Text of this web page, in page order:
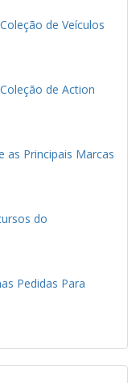
de Veículos
de Action
as Principais Marcas
do
Pedidas Para